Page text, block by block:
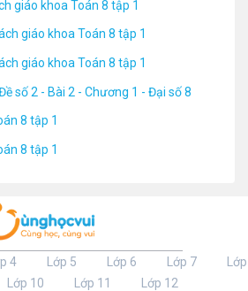
giáo khoa Toán 8 tập 1
giáo khoa Toán 8 tập 1
giáo khoa Toán 8 tập 1
số 2 - Bài 2 - Chương 1 - Đại số 8
8 tập 1
8 tập 1
4 Lớp 5 Lớp 6 Lớp 7
Lớp
Lớp 10 Lớp 11 Lớp 12